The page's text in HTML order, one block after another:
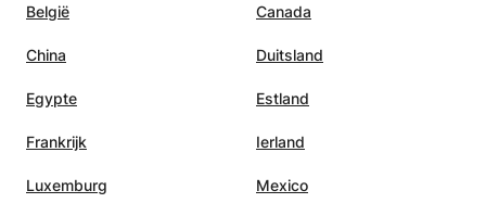
België Canada
China Duitsland
Egypte Estland
Frankrijk Ierland
Luxemburg Mexico